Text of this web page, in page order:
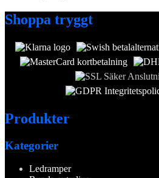
Shoppa tryggt
Produkter
Kategorier
Ledramper